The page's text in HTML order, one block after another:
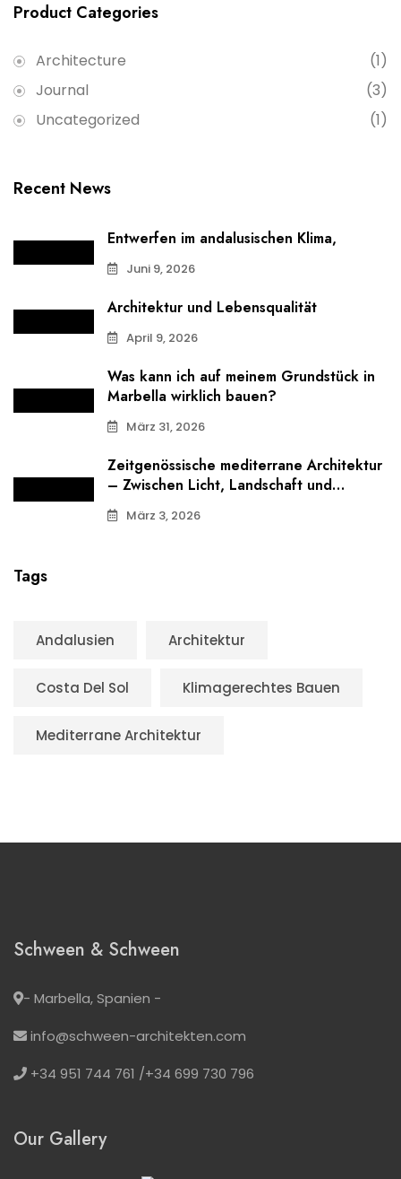
Product Categories
Architecture
(1)
Journal
(3)
Uncategorized
(1)
Recent News
Entwerfen im andalusischen Klima,
Juni 9, 2026
Architektur und Lebensqualität
April 9, 2026
Was kann ich auf meinem Grundstück in
Marbella wirklich bauen?
März 31, 2026
Zeitgenössische mediterrane Architektur
– Zwischen Licht, Landschaft und
Proportion
März 3, 2026
Tags
Andalusien Architektur
Costa Del Sol Klimagerechtes Bauen
Mediterrane Architektur
Schween & Schween
- Marbella, Spanien -
info@schween-architekten.com
+34 951 744 761 /+34 699 730 796
Our Gallery